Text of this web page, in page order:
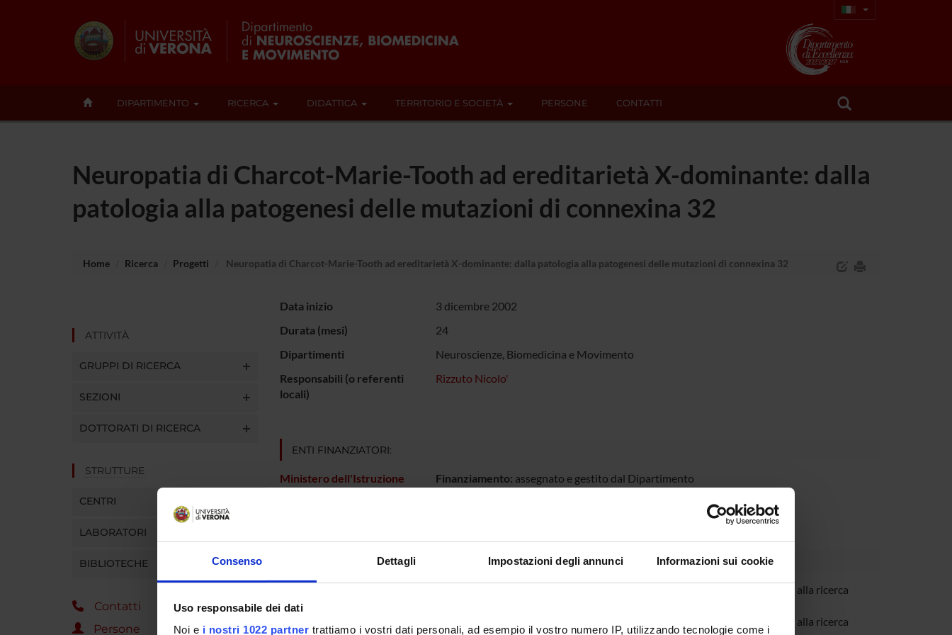
Consenso Dettagli Impostazioni degli annunci Informazioni sui cookie
Uso responsabile dei dati
Noi e i nostri 1022 partner trattiamo i vostri dati personali, ad esempio il vostro numero IP, utilizzando tecnologie come i
DIPARTIMENTO RICERCA DIDATTICA TERRITORIO E SOCIETÀ PERSONE CONTATTI
Neuropatia di Charcot-Marie-Tooth ad ereditarietà X-dominante: dalla
patologia alla patogenesi delle mutazioni di connexina 32
Home Ricerca Progetti Neuropatia di Charcot-Marie-Tooth ad ereditarietà X-dominante: dalla patologia alla patogenesi delle mutazioni di connexina 32
ATTIVITÀ
GRUPPI DI RICERCA
SEZIONI
DOTTORATI DI RICERCA
STRUTTURE
CENTRI
LABORATORI
BIBLIOTECHE
Contatti
Persone
Data inizio
3 dicembre 2002
Durata (mesi)
24
Dipartimenti
Neuroscienze, Biomedicina e Movimento
Responsabili (o referenti
locali)
Rizzuto Nicolo'
ENTI FINANZIATORI:
Ministero dell'Istruzione
Finanziamento: assegnato e gestito dal Dipartimento
PARTECIPANTI AL PROGETTO
Incaricato alla ricerca
Incaricato alla ricerca